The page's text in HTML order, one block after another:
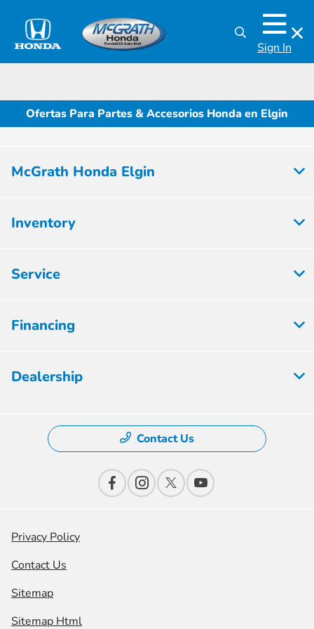
Sign In
Ofertas Para Partes & Accesorios Honda en Elgin
McGrath Honda Elgin
Inventory
Service
Financing
Dealership
Contact Us
Privacy Policy
Contact Us
Sitemap
Sitemap Html